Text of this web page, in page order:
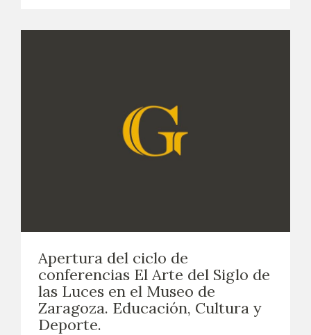
Apertura del ciclo de
conferencias El Arte del Siglo de
las Luces en el Museo de
Zaragoza. Educación, Cultura y
Deporte.